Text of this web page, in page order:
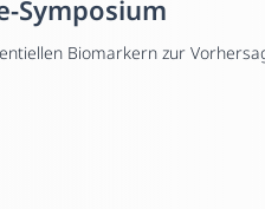
Symposium
Biomarkern zur